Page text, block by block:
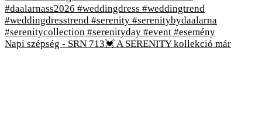
Napi szépség - SRN 713💓 A SERENITY kollekció már